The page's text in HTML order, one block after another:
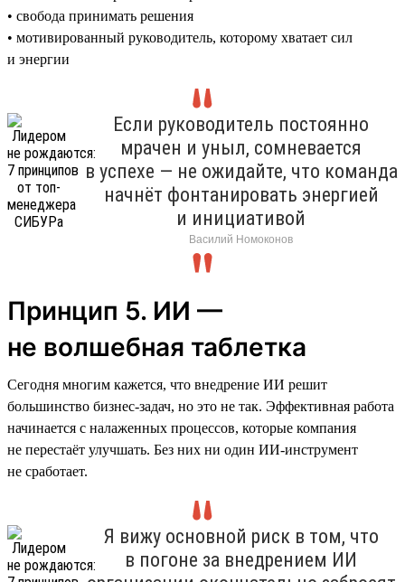
• свобода принимать решения
• мотивированный руководитель, которому хватает сил
и энергии
Если руководитель постоянно
мрачен и уныл, сомневается
в успехе — не ожидайте, что команда
начнёт фонтанировать энергией
и инициативой
Василий Номоконов
Принцип 5. ИИ —
не волшебная таблетка
Сегодня многим кажется, что внедрение ИИ решит
большинство бизнес-задач, но это не так. Эффективная работа
начинается с налаженных процессов, которые компания
не перестаёт улучшать. Без них ни один ИИ-инструмент
не сработает.
Я вижу основной риск в том, что
в погоне за внедрением ИИ